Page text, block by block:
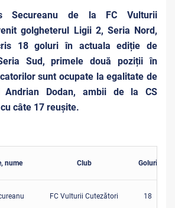
Secureanu de la FC Vulturii
golgheterul Ligii 2, Seria Nord,
18 goluri în actuala ediție de
Sud, primele două poziții în
sunt ocupate la egalitate de
Andrian Dodan, ambii de la CS
câte 17 reușite.
nume Club Goluri
FC Vulturii Cutezători 18